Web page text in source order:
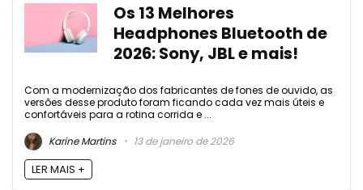
Os 13 Melhores
Headphones Bluetooth de
2026: Sony, JBL e mais!
Com a modernização dos fabricantes de fones de ouvido, as
versões desse produto foram ficando cada vez mais úteis e
confortáveis para a rotina corrida e ...
Karine Martins
13 de janeiro de 2026
LER MAIS +